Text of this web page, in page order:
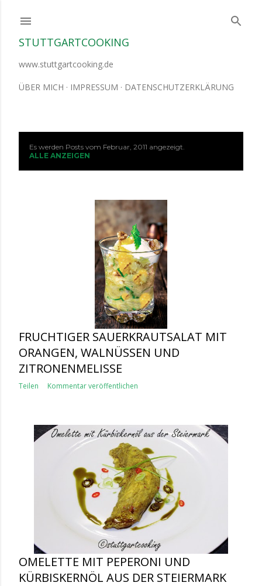
STUTTGARTCOOKING
www.stuttgartcooking.de
ÜBER MICH IMPRESSUM DATENSCHUTZERKLÄRUNG
Es werden Posts vom Februar, 2011 angezeigt.
ALLE ANZEIGEN
FRUCHTIGER SAUERKRAUTSALAT MIT
ORANGEN, WALNÜSSEN UND
ZITRONENMELISSE
Teilen Kommentar veröffentlichen
OMELETTE MIT PEPERONI UND
KÜRBISKERNÖL AUS DER STEIERMARK